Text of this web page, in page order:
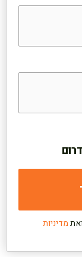
דרום
ואתמדיניות